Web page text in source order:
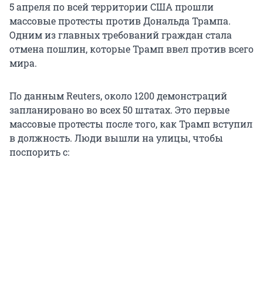
5 апреля по всей территории США прошли
массовые протесты против Дональда Трампа.
Одним из главных требований граждан стала
отмена пошлин, которые Трамп ввел против всего
мира.
По данным Reuters, около 1200 демонстраций
запланировано во всех 50 штатах. Это первые
массовые протесты после того, как Трамп вступил
в должность. Люди вышли на улицы, чтобы
поспорить с: